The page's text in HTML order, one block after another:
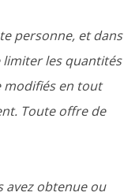
personne, et dans
les quantités
modifiés en tout
Toute offre de
avez obtenue ou